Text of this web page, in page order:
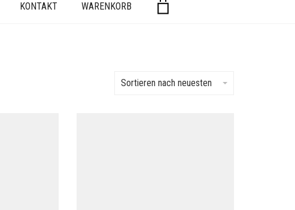
KONTAKT WARENKORB
Sortieren nach neuesten